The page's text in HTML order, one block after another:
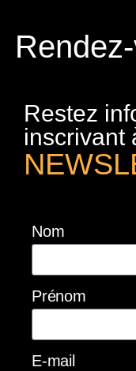
Restez
inscrivant
Nom
Prénom
E-mail